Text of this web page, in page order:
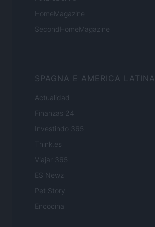
HomeMagazine
SecondHomeMagazine
SPAGNA E AMERICA LATINA
Actualidad
Finanzas 24
Investindo 365
Think.es
Viajar 365
ES Newz
Pet Story
Encocina